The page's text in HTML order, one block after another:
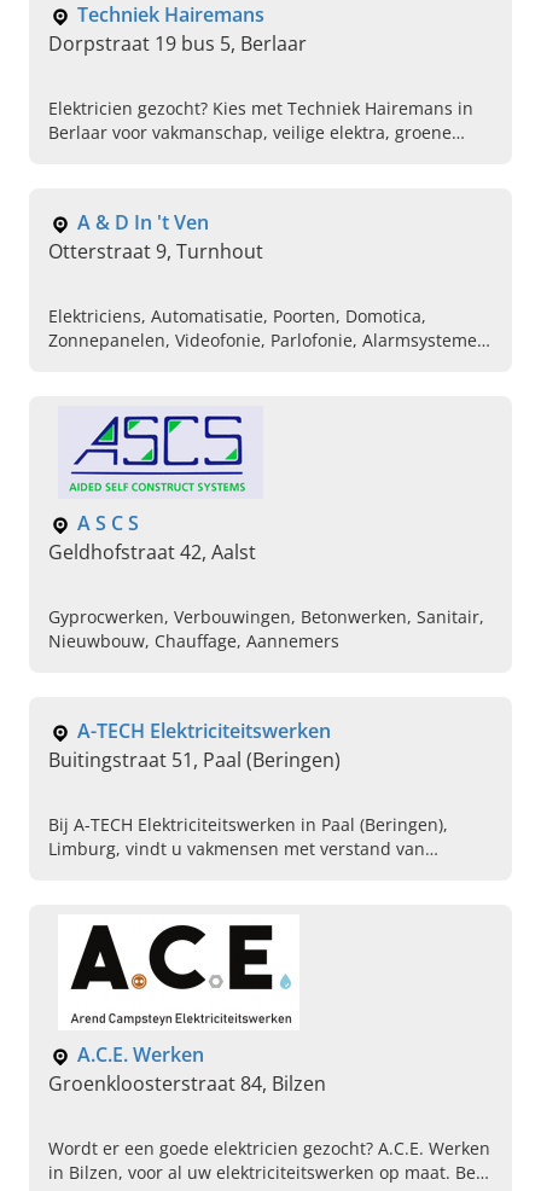
Techniek Hairemans
Dorpstraat 19 bus 5, Berlaar
Elektricien gezocht? Kies met Techniek Hairemans in
Berlaar voor vakmanschap, veilige elektra, groene
A & D In 't Ven
Otterstraat 9, Turnhout
Elektriciens, Automatisatie, Poorten, Domotica,
Zonnepanelen, Videofonie, Parlofonie, Alarmsystemen,
A S C S
Geldhofstraat 42, Aalst
Gyprocwerken, Verbouwingen, Betonwerken, Sanitair,
Nieuwbouw, Chauffage, Aannemers
A-TECH Elektriciteitswerken
Buitingstraat 51, Paal (Beringen)
Bij A-TECH Elektriciteitswerken in Paal (Beringen),
Limburg, vindt u vakmensen met verstand van
A.C.E. Werken
Groenkloosterstraat 84, Bilzen
Wordt er een goede elektricien gezocht? A.C.E. Werken
in Bilzen, voor al uw elektriciteitswerken op maat. Bel